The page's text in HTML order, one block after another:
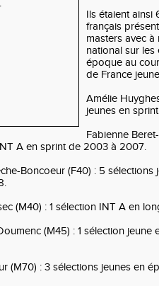
Ils étaient ainsi
français
masters avec
national sur les
époque au
de France
Amélie
jeunes en
Fabienne
A en sprint de 2003 à 2007.
Boncoeur (F40) : 5
(M40) : 1 sélection INT A en
(M45) : 1 sélection jeune
(M70) : 3 sélections jeunes en